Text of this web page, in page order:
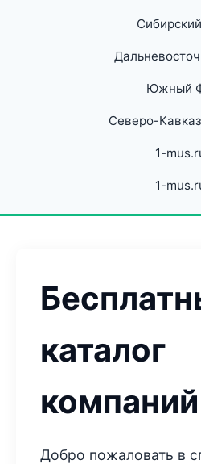
Южный
Северо-
1-
1-
каталог
компаний
Добро пожаловать в